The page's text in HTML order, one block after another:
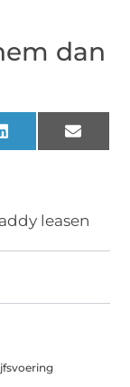
dan
LinkedIn Email
leasen